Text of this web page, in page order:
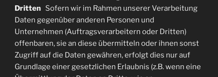
Dritten Sofern wir im Rahmen unserer Verarbeitung
Daten gegenüber anderen Personen und
Unternehmen (Auftragsverarbeitern oder Dritten)
offenbaren, sie an diese übermitteln oder ihnen sonst
Zugriff auf die Daten gewähren, erfolgt dies nur auf
Grundlage einer gesetzlichen Erlaubnis (z.B. wenn eine